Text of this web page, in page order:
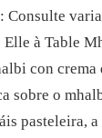
Consulte
Elle à Table
con crema
sobre o
pasteleira,